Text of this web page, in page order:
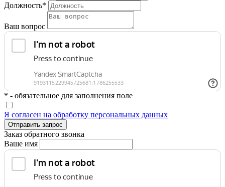
Должность*
Ваш вопрос
* - обязательное для заполнения поле
Я согласен на обработку персональных данных
Отправить запрос
Заказ обратного звонка
Ваше имя